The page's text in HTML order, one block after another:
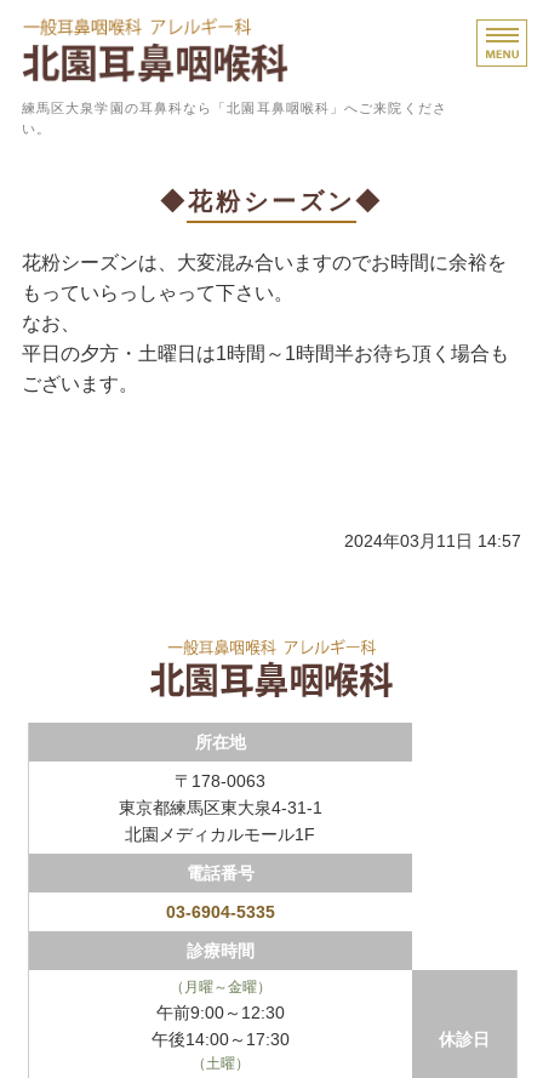
一般
練馬区大泉学園の耳鼻科なら「北園耳鼻咽喉科」へご来院くださ
い。
よくあるご質問
医院概要
スタッフ紹介
◆花粉シーズン◆
花粉シーズンは、大変混み合いますのでお時間に余裕を
もっていらっしゃって下さい。
なお、
平日の夕方・土曜日は1時間～1時間半お待ち頂く場合も
ございます。
2024年03月11日 14:57
所在地
〒178-0063
東京都練馬区東大泉4-31-1
北園メディカルモール1F
電話番号
03-6904-5335
診療時間
（月曜～金曜）
午前9:00～12:30
午後14:00～17:30
（土曜）
休診日